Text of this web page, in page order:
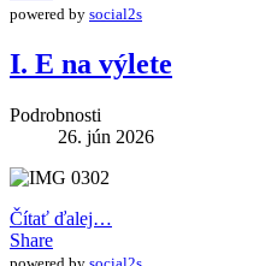
powered by social2s
I. E na výlete
Podrobnosti
26. jún 2026
Čítať ďalej…
Share